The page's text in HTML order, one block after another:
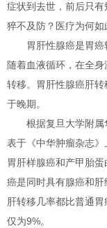
症状到去世，前后只
猝不及防？医疗为何如
胃肝性腺癌是胃癌
随着血液循环，在全
转移。胃肝性腺癌肝
于晚期。
根据复旦大学附属
表于《中华肿瘤杂志
胃肝样腺癌和产甲胎
癌是同时具有腺癌和
肝转移几率都比普通
仅为9%。